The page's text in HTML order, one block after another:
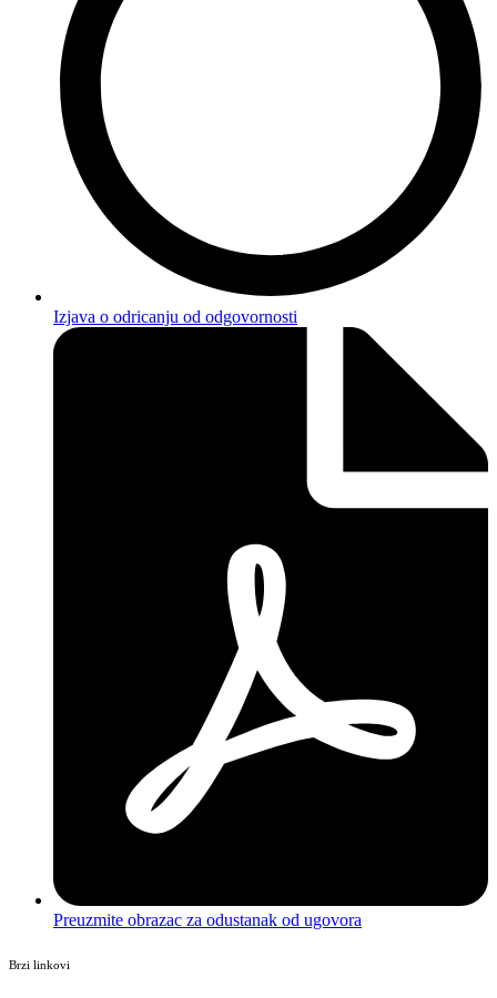
Izjava o odricanju od odgovornosti
Preuzmite obrazac za odustanak od ugovora
Brzi linkovi